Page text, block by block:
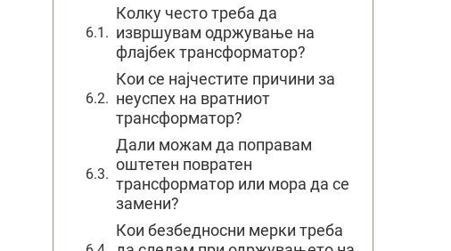
Колку често треба да
извршувам одржување на
флајбек трансформатор?
Кои се најчестите причини за
неуспех на вратниот
трансформатор?
Дали можам да поправам
оштетен повратен
трансформатор или мора да се
замени?
Кои безбедносни мерки треба